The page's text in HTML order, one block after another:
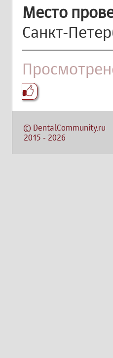
Место
Санкт-
© DentalCommunity.ru
2015 - 2026